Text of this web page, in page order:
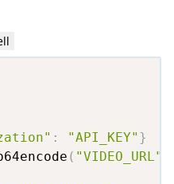
: "API_KEY" }
( "VIDEO_URL"